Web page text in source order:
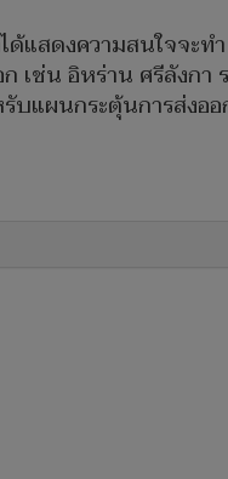
แสดงความสนใจจะท
เช่น อิหร่าน ศรีลังก
แผนกระตุ้นการส่งออ